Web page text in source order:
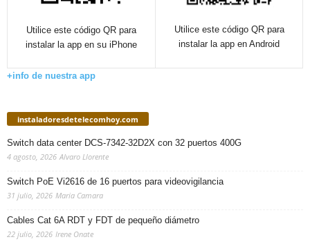
Utilice este código QR para
instalar la app en su iPhone
Utilice este código QR para
instalar la app en Android
+info de nuestra app
instaladoresdetelecomhoy.com
Switch data center DCS-7342-32D2X con 32 puertos 400G
4 agosto, 2026 Alvaro Llorente
Switch PoE Vi2616 de 16 puertos para videovigilancia
31 julio, 2026 Maria Camara
Cables Cat 6A RDT y FDT de pequeño diámetro
22 julio, 2026 Irene Onate